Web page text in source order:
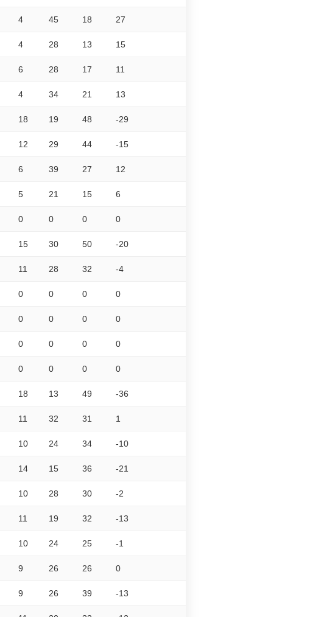
4 45 18 27
4 28 13 15
6 28 17 11
4 34 21 13
18 19 48 -29
12 29 44 -15
6 39 27 12
5 21 15 6
0 0 0 0
15 30 50 -20
11 28 32 -4
0 0 0 0
0 0 0 0
0 0 0 0
0 0 0 0
18 13 49 -36
11 32 31 1
10 24 34 -10
14 15 36 -21
10 28 30 -2
11 19 32 -13
10 24 25 -1
9 26 26 0
9 26 39 -13